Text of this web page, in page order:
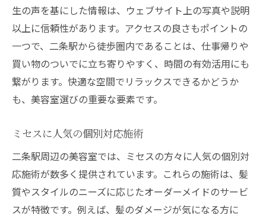
疲れを癒すアロマトリートメント
美容室でのリフレッシュポイント
二条駅近くでミセスにおすすめの美容室スタイ
ル
ミセスに似合う最新のヘアスタイル
季節ごとのおすすめスタイル提案
ミセスに人気のショートヘアアレンジ
ミセスらしい上品なカラーリング
ヘアスタイルでの印象アップのコツ
経験豊富なスタッフがいる美容室でミセスの髪
生の声を基にした情報は、ウェブサイト上の写真や説明
以上に信頼性があります。アクセスの良さもポイントの
一つで、二条駅から徒歩圏内であることは、仕事帰りや
買い物のついでに立ち寄りやすく、時間の有効活用にも
繋がります。快適な空間でリラックスできるかどうか
も、美容室選びの重要な要素です。
ミセスに人気の個別対応施術
二条駅周辺の美容室では、ミセスの方々に人気の個別対
応施術が数多く提供されています。これらの施術は、髪
質やスタイルのニーズに応じたオーダーメイドのサービ
スが特徴です。例えば、髪のダメージが気になる方に